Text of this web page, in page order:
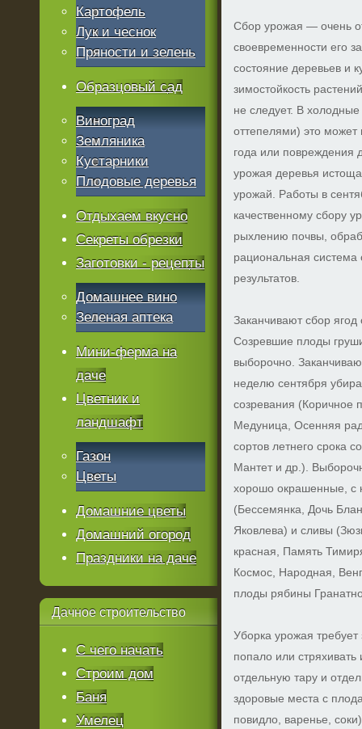
Сбор урожая — очень
своевременности его
состояние деревьев и
зимостойкость
не следует. В
оттепелями) это может
года или повреждения
урожая деревья
урожай. Работы в
качественному сбору
рыхлению почвы,
рациональная
результатов.
Заканчивают сбор
Созревшие плоды
выборочно.
неделю сентября
созревания (Коричное
Медуница, Осенняя
сортов летнего срока
Мантет и др.).
хорошо окрашенные, с
(Бессемянка, Дочь
Яковлева) и сливы
красная, Память
Космос, Народная,
плоды рябины
Уборка урожая
попало или
отдельную тару и
здоровые места с
повидло, варенье,
Картофель
Лук и чеснок
Пряности и зелень
Образцовый сад
Виноград
Земляника
Кустарники
Плодовые деревья
Отдыхаем вкусно
Секреты обрезки
Заготовки - рецепты
Домашнее вино
Зеленая аптека
Мини-ферма на
даче
Цветник и
ландшафт
Газон
Цветы
Домашние цветы
Домашний огород
Праздники на даче
Дачное строительство
С чего начать
Строим дом
Баня
Умелец